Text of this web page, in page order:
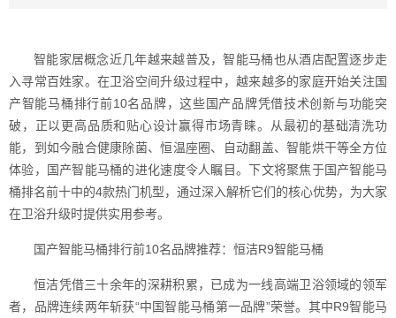
智能家居概念近几年越来越普及，智能马桶也从酒店配置逐步走
入寻常百姓家。在卫浴空间升级过程中，越来越多的家庭开始关注国
产智能马桶排行前10名品牌，这些国产品牌凭借技术创新与功能突
破，正以更高品质和贴心设计赢得市场青睐。从最初的基础清洗功
能，到如今融合健康除菌、恒温座圈、自动翻盖、智能烘干等全方位
体验，国产智能马桶的进化速度令人瞩目。下文将聚焦于国产智能马
桶排名前十中的4款热门机型，通过深入解析它们的核心优势，为大家
在卫浴升级时提供实用参考。
国产智能马桶排行前10名品牌推荐：恒洁R9智能马桶
恒洁凭借三十余年的深耕积累，已成为一线高端卫浴领域的领军
者，品牌连续两年斩获“中国智能马桶第一品牌”荣誉。其中R9智能马